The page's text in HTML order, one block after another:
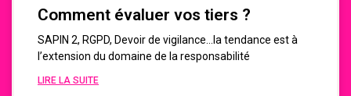
Comment évaluer vos tiers ?
SAPIN 2, RGPD, Devoir de vigilance…la tendance est à
l’extension du domaine de la responsabilité
LIRE LA SUITE